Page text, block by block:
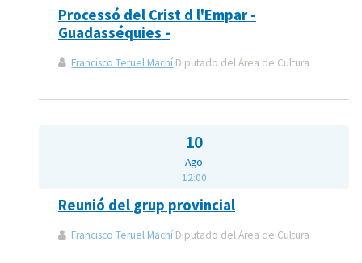
Processó del Crist d l'Empar -
Guadasséquies -
Francisco Teruel Machí Diputado del Área de Cultura
10
Ago
12:00
Reunió del grup provincial
Francisco Teruel Machí Diputado del Área de Cultura